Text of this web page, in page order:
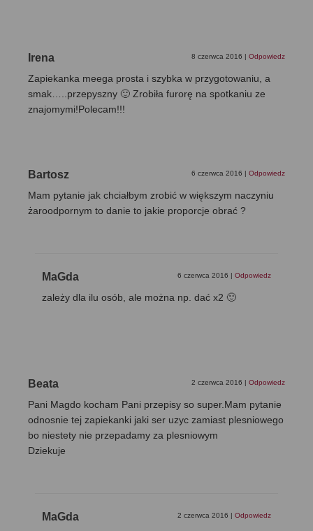
Irena 8 czerwca 2016 | Odpowiedz
Zapiekanka meega prosta i szybka w przygotowaniu, a
smak…..przepyszny 🙂 Zrobiła furorę na spotkaniu ze
znajomymi!Polecam!!!
Bartosz 6 czerwca 2016 | Odpowiedz
Mam pytanie jak chciałbym zrobić w większym naczyniu
żaroodpornym to danie to jakie proporcje obrać ?
MaGda 6 czerwca 2016 | Odpowiedz
zależy dla ilu osób, ale można np. dać x2 🙂
Beata 2 czerwca 2016 | Odpowiedz
Pani Magdo kocham Pani przepisy so super.Mam pytanie
odnosnie tej zapiekanki jaki ser uzyc zamiast plesniowego
bo niestety nie przepadamy za plesniowym
Dziekuje
MaGda 2 czerwca 2016 | Odpowiedz